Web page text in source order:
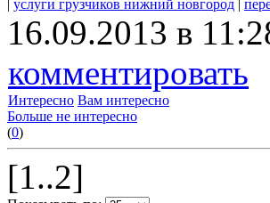
| услуги грузчиков нижний новгород |
16.09.2013 в
комментировать
Интересно Вам интересно
Больше не интересно
(0)
[1..2]